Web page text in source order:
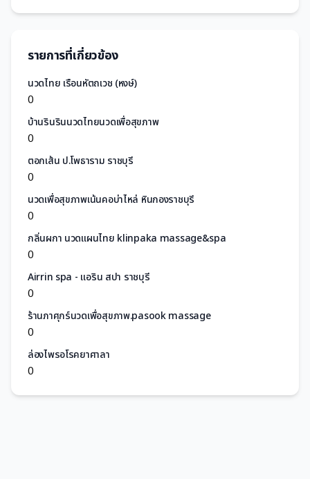
รายการที่เกี่ยวข้อง
นวดไทย เรือนหัตถเวช (หงษ์)
0
บ้านรินรินนวดไทยนวดเพื่อสุขภาพ
0
ตอกเส้น ป.โพธาราม ราชบุรี
0
นวดเพื่อสุขภาพเน้นคอบ่าไหล่ หินกองราชบุรี
0
กลิ่นผกา นวดแผนไทย klinpaka massage&spa
0
Airrin spa - แอริน สปา ราชบุรี
0
ร้านภาศุกร์นวดเพื่อสุขภาพ.pasook massage
0
ล่องไพรอโรคยาศาลา
0